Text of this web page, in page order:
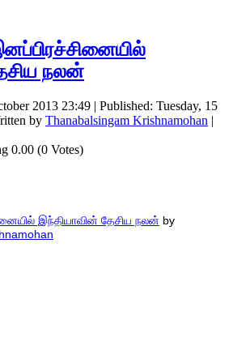
நலன்
2013 23:49 | Published: Tuesday, 15
by Thanabalsingam Krishnamohan |
0.00 (0 Votes)
இந்தியாவின் தேசிய நலன் by